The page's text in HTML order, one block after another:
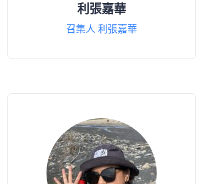
利張嘉華
召集人 利張嘉華